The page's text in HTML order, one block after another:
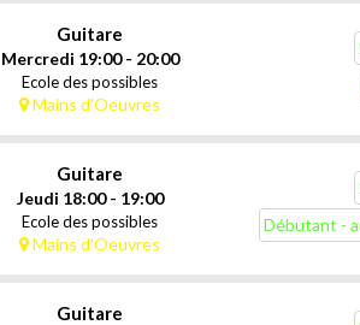
Guitare
Mercredi 19:00 - 20:00
Ecole des possibles
Mains d'Oeuvres
Guitare
Jeudi 18:00 - 19:00
Ecole des possibles
Mains d'Oeuvres
Débutant -
Guitare